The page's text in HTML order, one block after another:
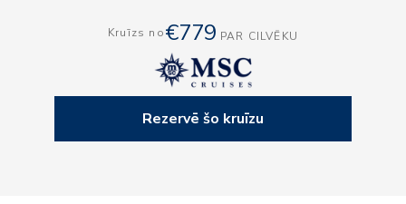
Kruīzs no€779 PAR CILVĒKU
Rezervē šo kruīzu